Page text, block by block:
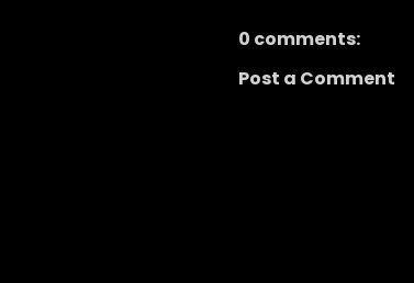
0 comments:
Post a Comment